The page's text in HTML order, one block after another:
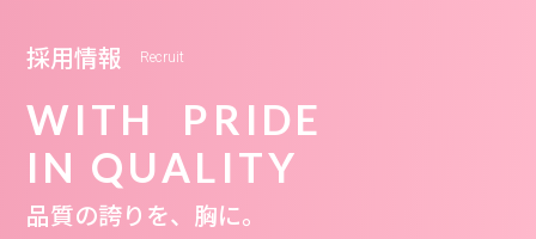
採用情報 Recruit
WITH PRIDE
IN QUALITY
品質の誇りを、胸に。